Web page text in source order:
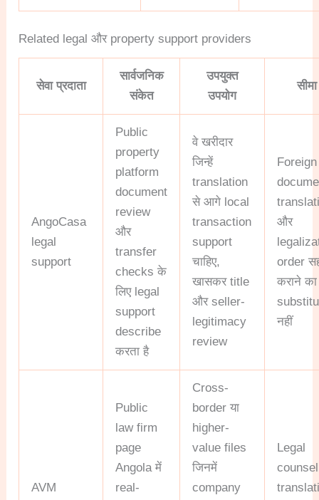
Related legal और property support providers
सेवा प्रदाता
सार्वजनिक
संकेत
उपयुक्त
उपयोग
सीमा
AngoCasa
legal
support
Public
property
platform
document
review
और
transfer
checks के
लिए legal
support
describe
करता है
वे खरीदार
जिन्हें
translation
से आगे local
transaction
support
चाहिए,
खासकर title
और seller-
legitimacy
review
Foreign
और
order
कराने का
नहीं
AVM
Public
law firm
page
Angola में
real-
Cross-
border या
higher-
value files
जिनमें
company
Legal
counsel